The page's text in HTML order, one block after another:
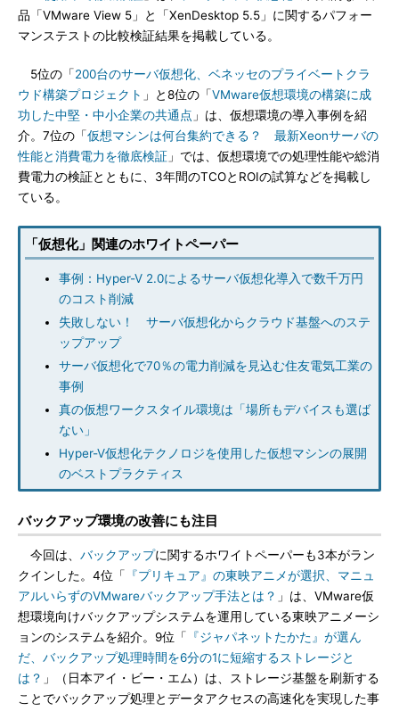
品「VMware View 5」と「XenDesktop 5.5」に関するパフォー
マンステストの比較検証結果を掲載している。
5位の「200台のサーバ仮想化、ベネッセのプライベートクラ
ウド構築プロジェクト 」と8位の「VMware仮想環境の構築に成
功した中堅・中小企業の共通点 」は、仮想環境の導入事例を紹
介。7位の「仮想マシンは何台集約できる？ 最新Xeonサーバの
性能と消費電力を徹底検証 」では、仮想環境での処理性能や総消
費電力の検証とともに、3年間のTCOとROIの試算などを掲載し
ている。
「仮想化」関連のホワイトペーパー
事例：Hyper-V 2.0によるサーバ仮想化導入で数千万円
のコスト削減
失敗しない！ サーバ仮想化からクラウド基盤へのステ
ップアップ
サーバ仮想化で70％の電力削減を見込む住友電気工業の
事例
真の仮想ワークスタイル環境は「場所もデバイスも選ば
ない」
Hyper-V仮想化テクノロジを使用した仮想マシンの展開
のベストプラクティス
バックアップ環境の改善にも注目
今回は、 バックアップに関するホワイトペーパーも3本がラン
クインした。4位「
『プリキュア』の東映アニメが選択、マニュ
アルいらずのVMwareバックアップ手法とは？ 」は、VMware仮
想環境向けバックアップシステムを運用している東映アニメーシ
ョンのシステムを紹介。9位「
『ジャパネットたかた』が選ん
だ、バックアップ処理時間を6分の1に短縮するストレージと
は？ 」（日本アイ・ビー・エム）は、ストレージ基盤を刷新する
ことでバックアップ処理とデータアクセスの高速化を実現した事